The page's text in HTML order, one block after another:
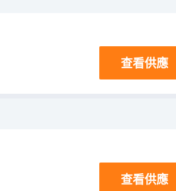
查看供應
查看供應